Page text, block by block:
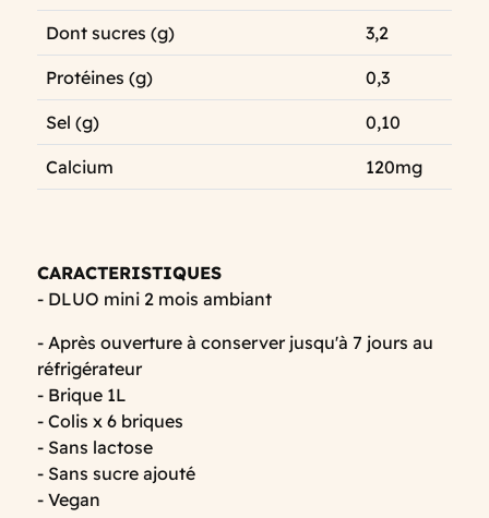
Dont sucres (g) 3,2
Protéines (g) 0,3
Sel (g) 0,10
Calcium 120mg
CARACTERISTIQUES
- DLUO mini 2 mois ambiant
- Après ouverture à conserver jusqu'à 7 jours au
réfrigérateur
- Brique 1L
- Colis x 6 briques
- Sans lactose
- Sans sucre ajouté
- Vegan